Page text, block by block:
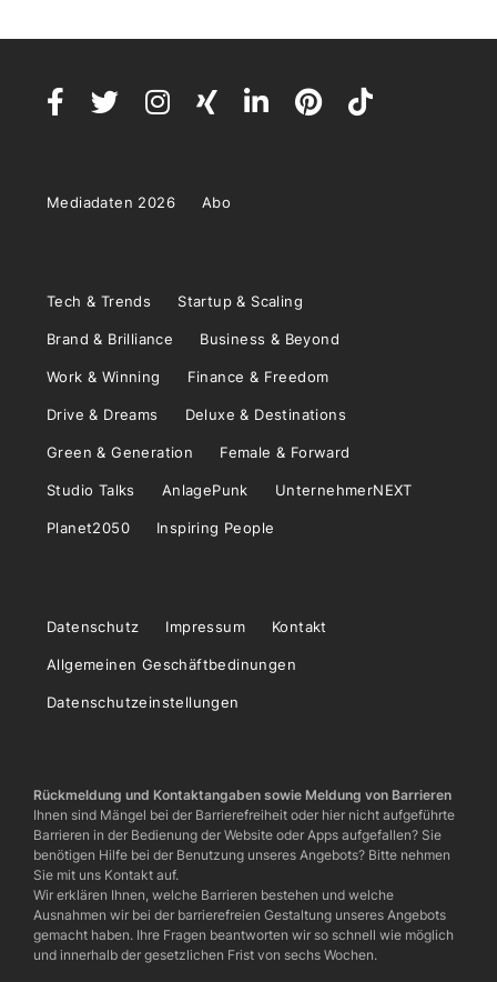
Mediadaten 2026 Abo
Tech & Trends Startup & Scaling
Brand & Brilliance Business & Beyond
Work & Winning Finance & Freedom
Drive & Dreams Deluxe & Destinations
Green & Generation Female & Forward
Studio Talks AnlagePunk UnternehmerNEXT
Planet2050 Inspiring People
Datenschutz Impressum Kontakt
Allgemeinen Geschäftbedinungen
Datenschutzeinstellungen
Rückmeldung und Kontaktangaben sowie Meldung von Barrieren
Ihnen sind Mängel bei der Barrierefreiheit oder hier nicht aufgeführte
Barrieren in der Bedienung der Website oder Apps aufgefallen? Sie
benötigen Hilfe bei der Benutzung unseres Angebots? Bitte nehmen
Sie mit uns Kontakt auf.
Wir erklären Ihnen, welche Barrieren bestehen und welche
Ausnahmen wir bei der barrierefreien Gestaltung unseres Angebots
gemacht haben. Ihre Fragen beantworten wir so schnell wie möglich
und innerhalb der gesetzlichen Frist von sechs Wochen.